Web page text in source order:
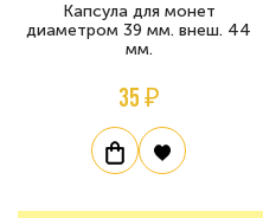
Капсула для монет
диаметром 39 мм. внеш. 44
мм.
35 ₽